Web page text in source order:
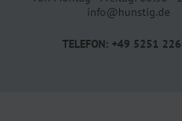
info@hunstig.de
TELEFON: +49 5251